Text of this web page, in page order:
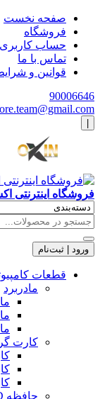
صفحه نخست
فروشگاه
حساب کاربری
تماس با ما
قوانین و
90006646
فروشگاه اینترنتی
ورود | ثبت‌نام
قطعات
مادربرد
کارت
حافظه SSD